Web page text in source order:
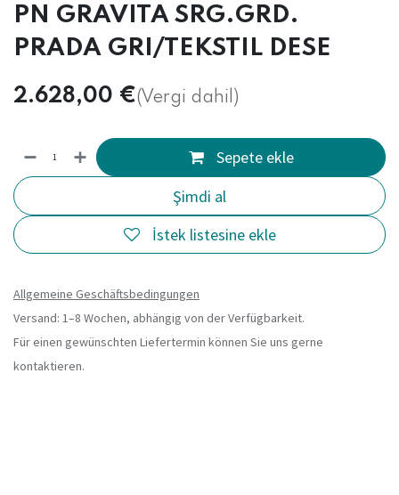
PN GRAVITA SRG.GRD.
PRADA GRI/TEKSTIL DESE
2.628,00 €(Vergi dahil)
Sepete ekle
Şimdi al
İstek listesine ekle
Allgemeine Geschäftsbedingungen
Versand: 1–8 Wochen, abhängig von der Verfügbarkeit.
Für einen gewünschten Liefertermin können Sie uns gerne
kontaktieren.